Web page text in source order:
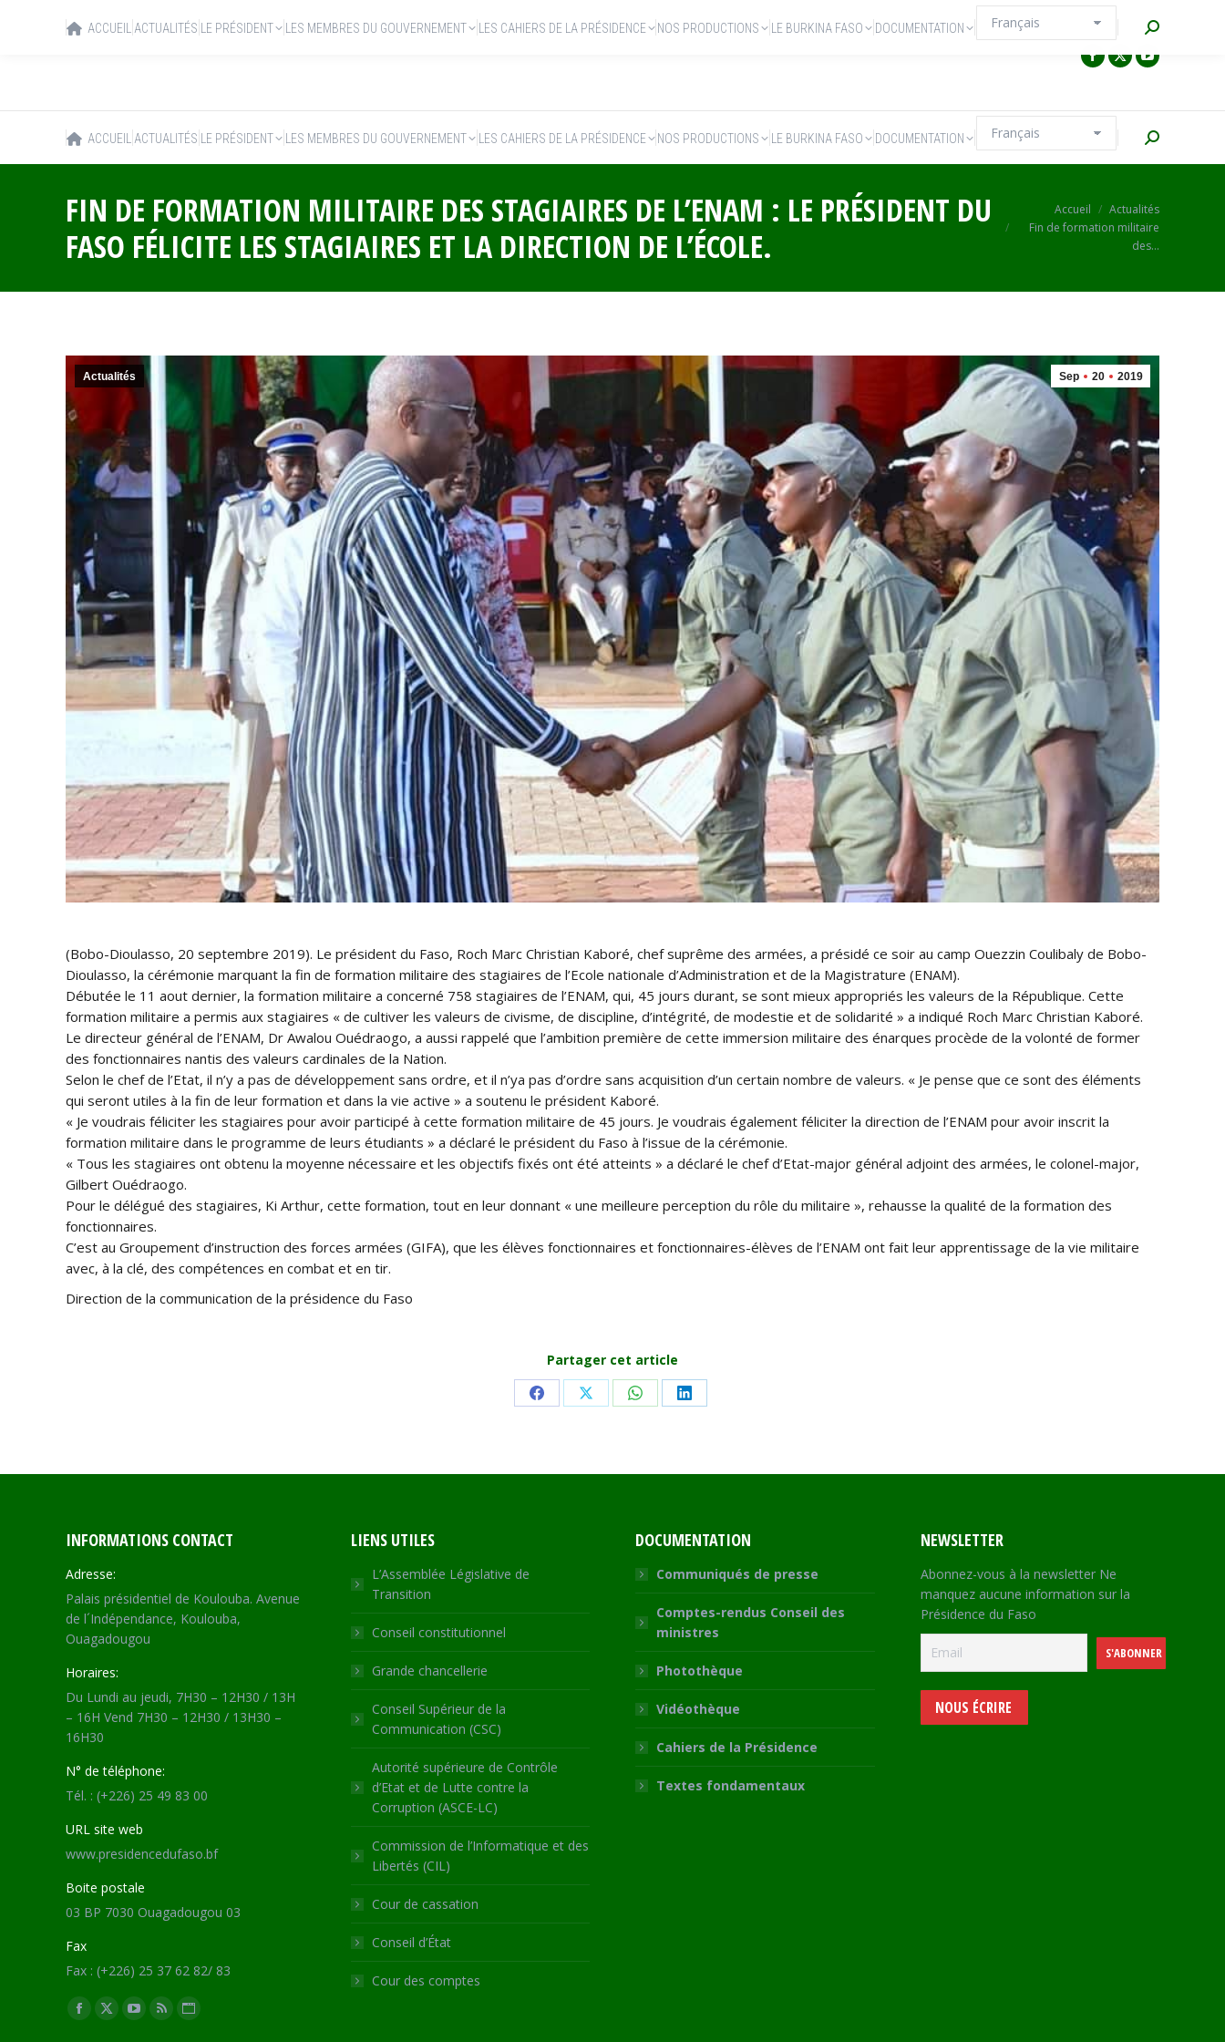
ACCUEIL ACTUALITÉS LE PRÉSIDENT LES MEMBRES DU GOUVERNEMENT LES CAHIERS DE LA PRÉSIDENCE NOS PRODUCTIONS LE BURKINA FASO DOCUMENTATION Recherche
FIN DE FORMATION MILITAIRE DES STAGIAIRES DE L’ENAM : LE PRÉSIDENT DU
FASO FÉLICITE LES STAGIAIRES ET LA DIRECTION DE L’ÉCOLE.
Vous êtes ici :
Accueil
Actualités
Fin de formation militaire
des…
Sep 20 2019
Actualités
(Bobo-Dioulasso, 20 septembre 2019). Le président du Faso, Roch Marc Christian Kaboré, chef suprême des armées, a présidé ce soir au camp Ouezzin Coulibaly de Bobo-
Dioulasso, la cérémonie marquant la fin de formation militaire des stagiaires de l’Ecole nationale d’Administration et de la Magistrature (ENAM).
Débutée le 11 aout dernier, la formation militaire a concerné 758 stagiaires de l’ENAM, qui, 45 jours durant, se sont mieux appropriés les valeurs de la République. Cette
formation militaire a permis aux stagiaires « de cultiver les valeurs de civisme, de discipline, d’intégrité, de modestie et de solidarité » a indiqué Roch Marc Christian Kaboré.
Le directeur général de l’ENAM, Dr Awalou Ouédraogo, a aussi rappelé que l’ambition première de cette immersion militaire des énarques procède de la volonté de former
des fonctionnaires nantis des valeurs cardinales de la Nation.
Selon le chef de l’Etat, il n’y a pas de développement sans ordre, et il n’ya pas d’ordre sans acquisition d’un certain nombre de valeurs. « Je pense que ce sont des éléments
qui seront utiles à la fin de leur formation et dans la vie active » a soutenu le président Kaboré.
« Je voudrais féliciter les stagiaires pour avoir participé à cette formation militaire de 45 jours. Je voudrais également féliciter la direction de l’ENAM pour avoir inscrit la
formation militaire dans le programme de leurs étudiants » a déclaré le président du Faso à l’issue de la cérémonie.
« Tous les stagiaires ont obtenu la moyenne nécessaire et les objectifs fixés ont été atteints » a déclaré le chef d’Etat-major général adjoint des armées, le colonel-major,
Gilbert Ouédraogo.
Pour le délégué des stagiaires, Ki Arthur, cette formation, tout en leur donnant « une meilleure perception du rôle du militaire », rehausse la qualité de la formation des
fonctionnaires.
C’est au Groupement d’instruction des forces armées (GIFA), que les élèves fonctionnaires et fonctionnaires-élèves de l’ENAM ont fait leur apprentissage de la vie militaire
avec, à la clé, des compétences en combat et en tir.
Direction de la communication de la présidence du Faso
Partager cet article
Share Share Share Share
INFORMATIONS CONTACT
Adresse:
Palais présidentiel de Koulouba. Avenue
de l´Indépendance, Koulouba,
Ouagadougou
Horaires:
Du Lundi au jeudi, 7H30 – 12H30 / 13H
– 16H Vend 7H30 – 12H30 / 13H30 –
16H30
N° de téléphone:
Tél. : (+226) 25 49 83 00
URL site web
www.presidencedufaso.bf
Boite postale
03 BP 7030 Ouagadougou 03
Fax
Fax : (+226) 25 37 62 82/ 83
Trouvez nous sur :
Facebook
X
YouTube
RSS Site
LIENS UTILES
L’Assemblée Législative de
Transition
Conseil constitutionnel
Grande chancellerie
Conseil Supérieur de la
Communication (CSC)
Autorité supérieure de Contrôle
d’Etat et de Lutte contre la
Corruption (ASCE-LC)
Commission de l’Informatique et des
Libertés (CIL)
Cour de cassation
Conseil d’État
Cour des comptes
DOCUMENTATION
Communiqués de presse
Comptes-rendus Conseil des
ministres
Photothèque
Vidéothèque
Cahiers de la Présidence
Textes fondamentaux
NEWSLETTER
Abonnez-vous à la newsletter Ne
manquez aucune information sur la
Présidence du Faso
NOUS ÉCRIRE
ACCUEIL ACTUALITÉS LE PRÉSIDENT LES MEMBRES DU GOUVERNEMENT LES CAHIERS DE LA PRÉSIDENCE NOS PRODUCTIONS LE BURKINA FASO DOCUMENTATION Recherche